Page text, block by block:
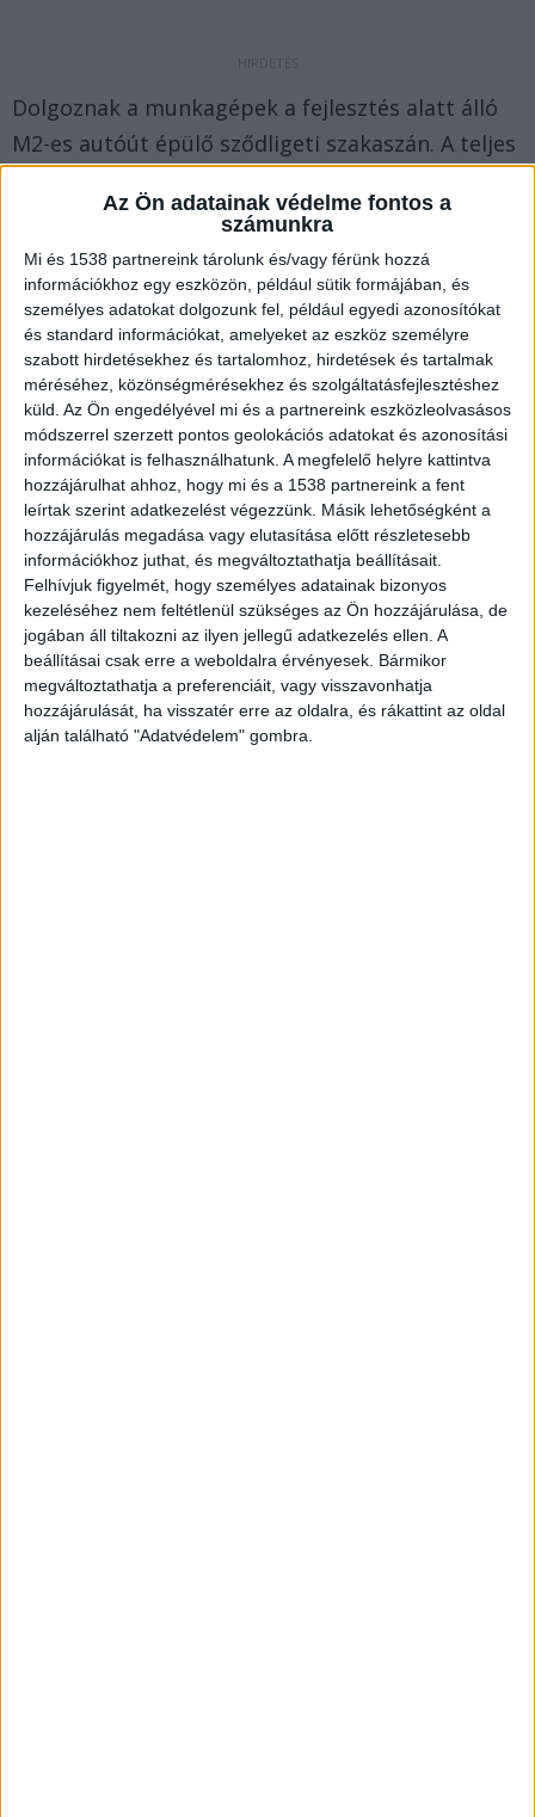
Az Ön adatainak védelme fontos a
számunkra
Mi és 1538 partnereink tárolunk és/vagy férünk hozzá
információkhoz egy eszközön, például sütik formájában, és
személyes adatokat dolgozunk fel, például egyedi azonosítókat
és standard információkat, amelyeket az eszköz személyre
szabott hirdetésekhez és tartalomhoz, hirdetések és tartalmak
méréséhez, közönségmérésekhez és szolgáltatásfejlesztéshez
küld. Az Ön engedélyével mi és a partnereink eszközleolvasásos
módszerrel szerzett pontos geolokációs adatokat és azonosítási
információkat is felhasználhatunk. A megfelelő helyre kattintva
hozzájárulhat ahhoz, hogy mi és a 1538 partnereink a fent
leírtak szerint adatkezelést végezzünk. Másik lehetőségként a
hozzájárulás megadása vagy elutasítása előtt részletesebb
információkhoz juthat, és megváltoztathatja beállításait.
Felhívjuk figyelmét, hogy személyes adatainak bizonyos
kezeléséhez nem feltétlenül szükséges az Ön hozzájárulása, de
jogában áll tiltakozni az ilyen jellegű adatkezelés ellen. A
beállításai csak erre a weboldalra érvényesek. Bármikor
megváltoztathatja a preferenciáit, vagy visszavonhatja
hozzájárulását, ha visszatér erre az oldalra, és rákattint az oldal
alján található "Adatvédelem" gombra.
Dolgoznak a munkagépek a fejlesztés alatt álló
M2-es autóút épülő sződligeti szakaszán. A teljes
A BudaPestkörnyéke.hu agglomerációs hírportál
kiemelkedő látogatottsága felpörgeti az üzletet.
A filmből ismert Üvegtigris büfének már
segítettünk, a te vállalkozásodat is fellendítjük,